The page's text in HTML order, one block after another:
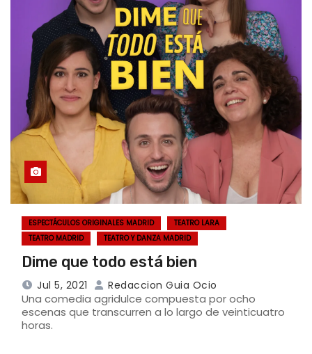
ESPECTÁCULOS ORIGINALES MADRID
TEATRO LARA
TEATRO MADRID
TEATRO Y DANZA MADRID
Dime que todo está bien
Jul 5, 2021 Redaccion Guia Ocio
Una comedia agridulce compuesta por ocho
escenas que transcurren a lo largo de veinticuatro
horas.